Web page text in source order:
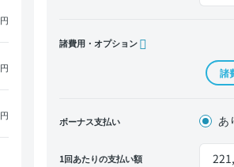
円
円
円
諸費用・オプション
諸
ボーナス支払い あ
1回あたりの支払い額